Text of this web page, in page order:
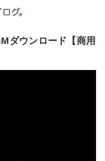
ダウンロード【商用